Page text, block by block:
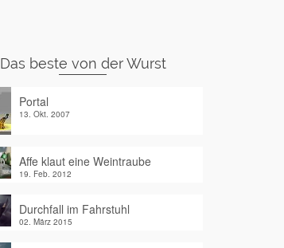
Das beste von der Wurst
Portal
13. Okt. 2007
Affe klaut eine Weintraube
19. Feb. 2012
Durchfall im Fahrstuhl
02. März 2015